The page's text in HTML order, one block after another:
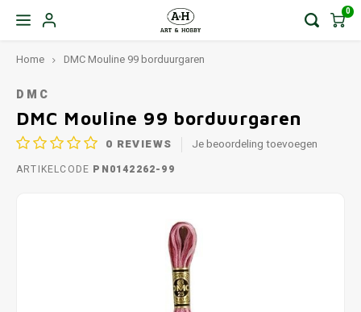
0
Home DMC Mouline 99 borduurgaren
DMC
DMC Mouline 99 borduurgaren
0 REVIEWS Je beoordeling toevoegen
ARTIKELCODE PN0142262-99